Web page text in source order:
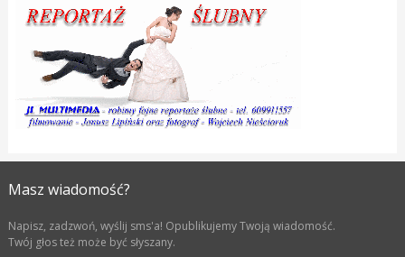
Masz wiadomość?
Napisz, zadzwoń, wyślij sms'a! Opublikujemy Twoją wiadomość.
Twój głos też może być słyszany.